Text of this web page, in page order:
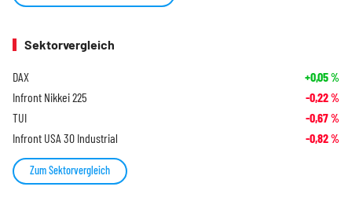
Sektorvergleich
DAX +0,05%
Infront Nikkei 225 -0,22%
TUI -0,67%
Infront USA 30 Industrial -0,82%
Zum Sektorvergleich